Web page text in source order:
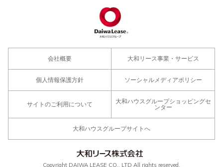
会社概要 大和リース事業・サービス
個人情報保護方針 ソーシャルメディアポリシー
サイトのご利用について
大和ハウスグループショッピングセ
ンター
大和ハウスグループサイトへ
Copyright DAIWA LEASE CO., LTD All rights reserved.